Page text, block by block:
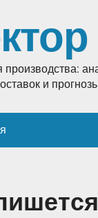
производства:
и